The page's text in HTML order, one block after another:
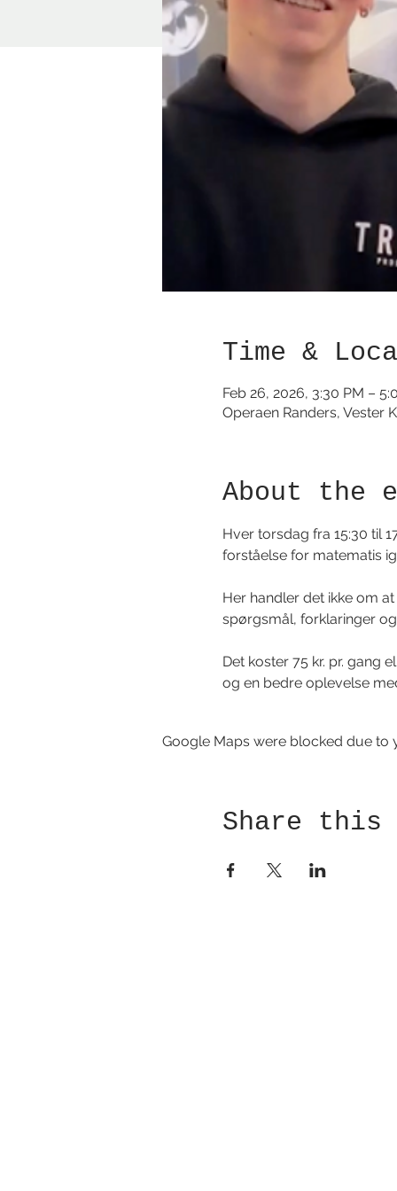
Time &
Feb 26, 2026, 3:30 PM –
Operaen Randers, Vester
About the
Hver torsdag fra 15:30 til
forståelse for matematis
Her handler det ikke om
spørgsmål, forklaringer
Det koster 75 kr. pr. gang
og en bedre oplevelse
Google Maps were blocked due to
Share this